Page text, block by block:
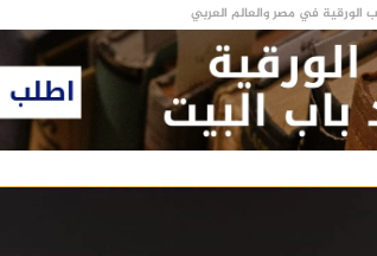
الورقية في مصر والعالم العربي